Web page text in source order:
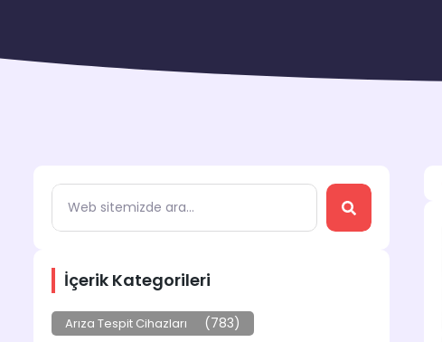
İçerik Kategorileri
Arıza Tespit Cihazları (783)